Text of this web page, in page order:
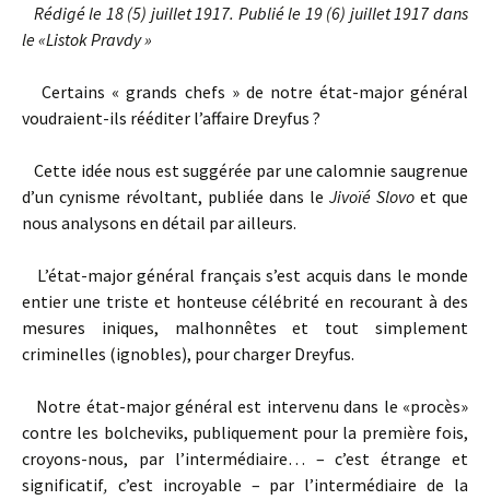
Rédigé le 18 (5) juillet 1917. Publié le 19 (6) juillet 1917 dans
le «Listok Pravdy »
Certains « grands chefs » de notre état-major général
voudraient-ils rééditer l’affaire Dreyfus ?
Cette idée nous est suggérée par une calomnie saugrenue
d’un cynisme révoltant, publiée dans le Jivoïé Slovo et que
nous analysons en détail par ailleurs.
L’état-major général français s’est acquis dans le monde
entier une triste et honteuse célébrité en recourant à des
mesures iniques, malhonnêtes et tout simplement
criminelles (ignobles), pour charger Dreyfus.
Notre état-major général est intervenu dans le «procès»
contre les bolcheviks, publiquement pour la première fois,
croyons-nous, par l’intermédiaire… – c’est étrange et
significatif, c’est incroyable – par l’intermédiaire de la